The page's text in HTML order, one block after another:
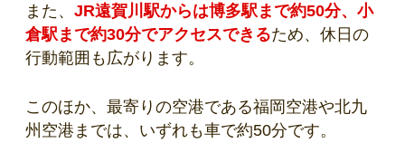
また、 JR遠賀川駅からは博多駅まで約50分、小
倉駅まで約30分でアクセスできるため、休日の
行動範囲も広がります。
このほか、最寄りの空港である福岡空港や北九
州空港までは、いずれも車で約50分です。